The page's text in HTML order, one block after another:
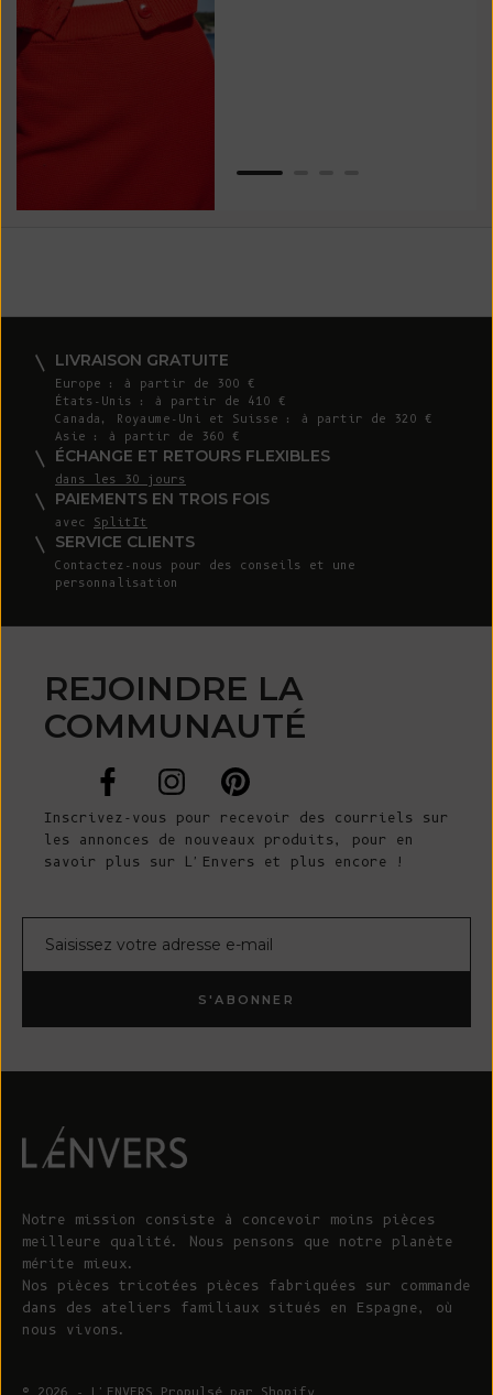
LIVRAISON GRATUITE
Europe : à partir de 300 €
États-Unis : à partir de 410 €
Canada, Royaume-Uni et Suisse : à partir de 320 €
Asie : à partir de 360 €
ÉCHANGE ET RETOURS FLEXIBLES
dans les 30 jours
PAIEMENTS EN TROIS FOIS
avec SplitIt
SERVICE CLIENTS
Contactez-nous pour des conseils et une
personnalisation
REJOINDRE LA
COMMUNAUTÉ
Inscrivez-vous pour recevoir des courriels sur
les annonces de nouveaux produits, pour en
savoir plus sur L'Envers et plus encore !
S'ABONNER
Notre mission consiste à concevoir moins pièces
meilleure qualité. Nous pensons que notre planète
mérite mieux.
Nos pièces tricotées pièces fabriquées sur commande
dans des ateliers familiaux situés en Espagne, où
nous vivons.
© 2026 - L'ENVERS Propulsé par Shopify